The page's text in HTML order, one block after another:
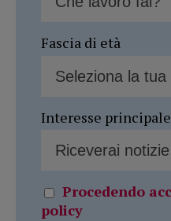
Fascia di età
Interesse principale
Procedendo
policy